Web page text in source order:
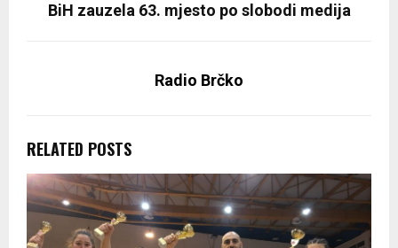
BiH zauzela 63. mjesto po slobodi medija
Radio Brčko
RELATED POSTS